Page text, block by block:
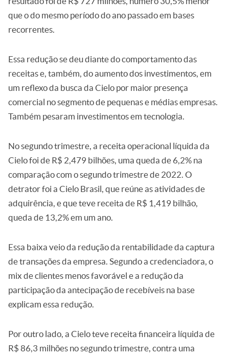
que o do mesmo período do ano passado em bases
recorrentes.
Essa redução se deu diante do comportamento das
receitas e, também, do aumento dos investimentos, em
um reflexo da busca da Cielo por maior presença
comercial no segmento de pequenas e médias empresas.
Também pesaram investimentos em tecnologia.
No segundo trimestre, a receita operacional líquida da
Cielo foi de R$ 2,479 bilhões, uma queda de 6,2% na
comparação com o segundo trimestre de 2022. O
detrator foi a Cielo Brasil, que reúne as atividades de
adquirência, e que teve receita de R$ 1,419 bilhão,
queda de 13,2% em um ano.
Essa baixa veio da redução da rentabilidade da captura
de transações da empresa. Segundo a credenciadora, o
mix de clientes menos favorável e a redução da
participação da antecipação de recebíveis na base
explicam essa redução.
Por outro lado, a Cielo teve receita financeira líquida de
R$ 86,3 milhões no segundo trimestre, contra uma